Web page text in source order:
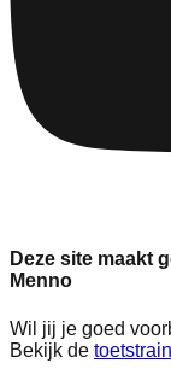
Deze site maakt
Menno
Wil jij je goed
Bekijk de